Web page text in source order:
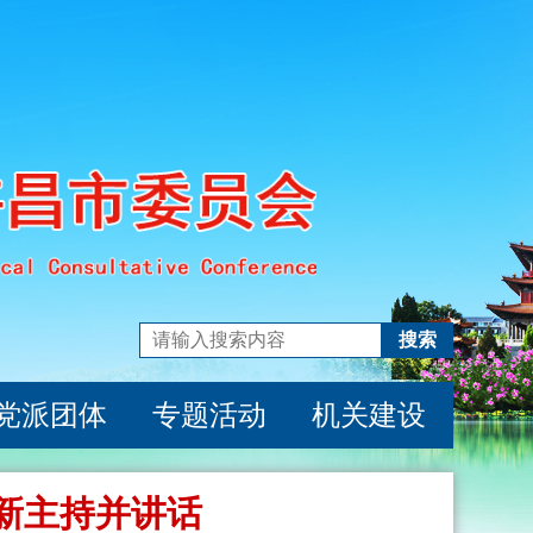
搜索
派团体 专题活动 机关建设
主持并讲话